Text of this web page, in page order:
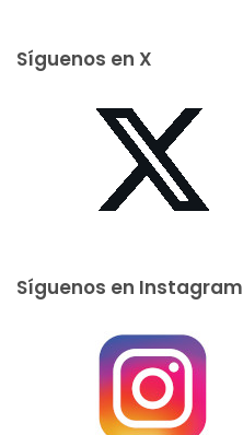
Síguenos en X
Síguenos en Instagram